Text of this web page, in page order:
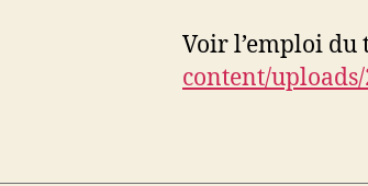
Voir l’emploi du
content/uploads/